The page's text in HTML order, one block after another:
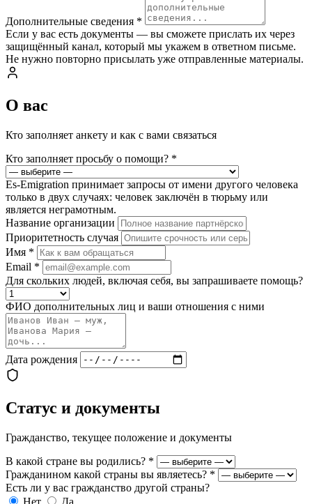
Дополнительные сведения *
Если у вас есть документы — вы сможете прислать их через
защищённый канал, который мы укажем в ответном письме.
Не нужно повторно присылать уже отправленные материалы.
О вас
Кто заполняет анкету и как с вами связаться
Кто заполняет просьбу о помощи? *
Es-Emigration принимает запросы от имени другого человека
только в двух случаях: человек заключён в тюрьму или
является неграмотным.
Название организации
Приоритетность случая
Имя *
Email *
Для скольких людей, включая себя, вы запрашиваете помощь?
ФИО дополнительных лиц и ваши отношения с ними
Дата рождения
Статус и документы
Гражданство, текущее положение и документы
В какой стране вы родились? *
Гражданином какой страны вы являетесь? *
Есть ли у вас гражданство другой страны?
Нет
Да